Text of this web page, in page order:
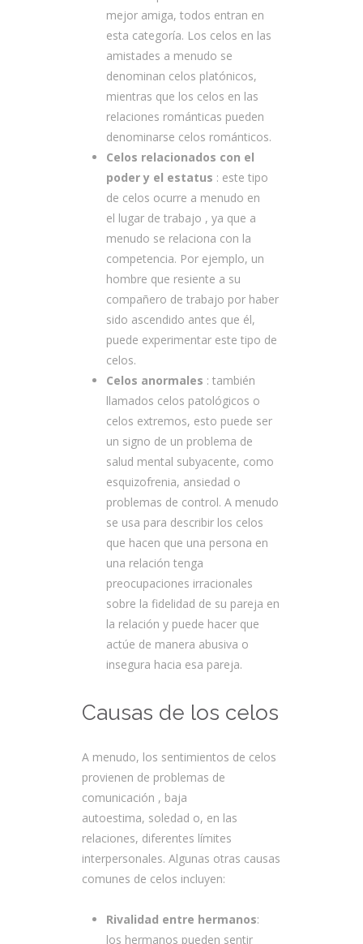
mejor amiga, todos entran en
esta categoría. Los celos en las
amistades a menudo se
denominan celos platónicos,
mientras que los celos en las
relaciones románticas pueden
denominarse celos románticos.
Celos relacionados con el
poder y el estatus : este tipo
de celos ocurre a menudo en
el lugar de trabajo , ya que a
menudo se relaciona con la
competencia. Por ejemplo, un
hombre que resiente a su
compañero de trabajo por haber
sido ascendido antes que él,
puede experimentar este tipo de
celos.
Celos anormales : también
llamados celos patológicos o
celos extremos, esto puede ser
un signo de un problema de
salud mental subyacente, como
esquizofrenia, ansiedad o
problemas de control. A menudo
se usa para describir los celos
que hacen que una persona en
una relación tenga
preocupaciones irracionales
sobre la fidelidad de su pareja en
la relación y puede hacer que
actúe de manera abusiva o
insegura hacia esa pareja.
Causas de los celos
A menudo, los sentimientos de celos
provienen de problemas de
comunicación , baja
autoestima, soledad o, en las
relaciones, diferentes límites
interpersonales. Algunas otras causas
comunes de celos incluyen:
Rivalidad entre hermanos:
los hermanos pueden sentir